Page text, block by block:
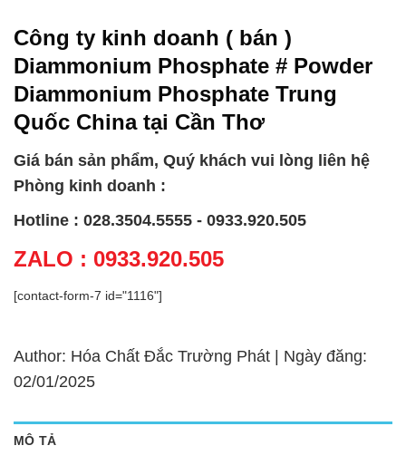
Công ty kinh doanh ( bán )
Diammonium Phosphate # Powder
Diammonium Phosphate Trung
Quốc China tại Cần Thơ
Giá bán sản phẩm, Quý khách vui lòng liên hệ
Phòng kinh doanh :
Hotline : 028.3504.5555 - 0933.920.505
ZALO : 0933.920.505
[contact-form-7 id="1116"]
Author: Hóa Chất Đắc Trường Phát | Ngày đăng:
02/01/2025
MÔ TẢ